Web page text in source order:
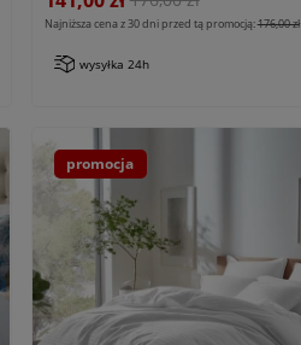
Najniższa cena z 30 dni przed tą promocją:176,00 zł
wysyłka 24h
promocja